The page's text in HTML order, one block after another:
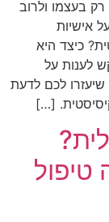
בעצמו ולרוב
אישיות
כיצד היא
לענות על
לכם לדעת
[…]
טיפול